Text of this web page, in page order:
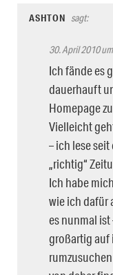
ASHTON sagt:
30. April 2010
Ich fände es
dauerhauft
Homepage
Vielleicht
– ich lese
„richtig“
Ich habe
wie ich dafür
es nunmal
großartig auf